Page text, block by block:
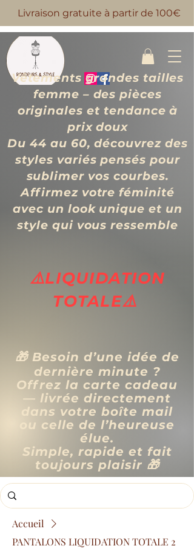
Livraison gratuite à partir de 100€
Vêtements grandes tailles
femme – des pièces
originales et tendance à
prix doux
Du 44 au 60, découvrez des
styles variés pensés pour
sublimer vos courbes.
Affirmez votre féminité
avec un look unique et un
style qui vous ressemble
⚠️LIQUIDATION
TOTALE⚠️
🎁 Besoin d’une idée de
dernière minute ?
Offrez la carte cadeau
— livrée directement
dans votre boîte mail
ou celle de l’heureuse
élue.
Simple, rapide et fait
toujours plaisir 🎁
Accueil
PANTALONS LIQUIDATION TOTALE 2